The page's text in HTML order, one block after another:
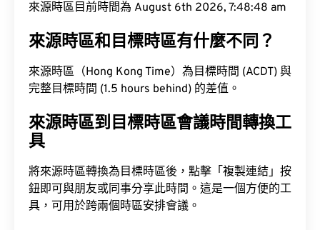
來源時區目前時間為 August 6th 2026, 7:48:49 am
來源時區和目標時區有什麼不同？
來源時區（Hong Kong Time）為目標時間 (ACDT) 與
完整目標時間 (1.5 hours behind) 的差值。
來源時區到目標時區會議時間轉換工
具
將來源時區轉換為目標時區後，點擊「複製連結」按
鈕即可與朋友或同事分享此時間。這是一個方便的工
具，可用於跨兩個時區安排會議。